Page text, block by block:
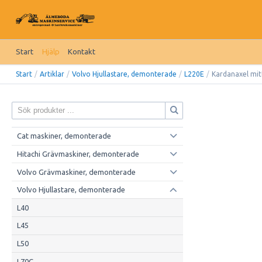
Start Hjälp Kontakt
Start / Artiklar / Volvo Hjullastare, demonterade / L220E / Kardanaxel
Cat maskiner, demonterade
Hitachi Grävmaskiner, demonterade
Volvo Grävmaskiner, demonterade
Volvo Hjullastare, demonterade
L40
L45
L50